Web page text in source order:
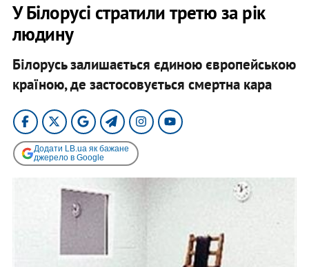
У Білорусі стратили третю за рік
людину
Білорусь залишається єдиною європейською
країною, де застосовується смертна кара
Додати LB.ua як бажане
джерело в Google